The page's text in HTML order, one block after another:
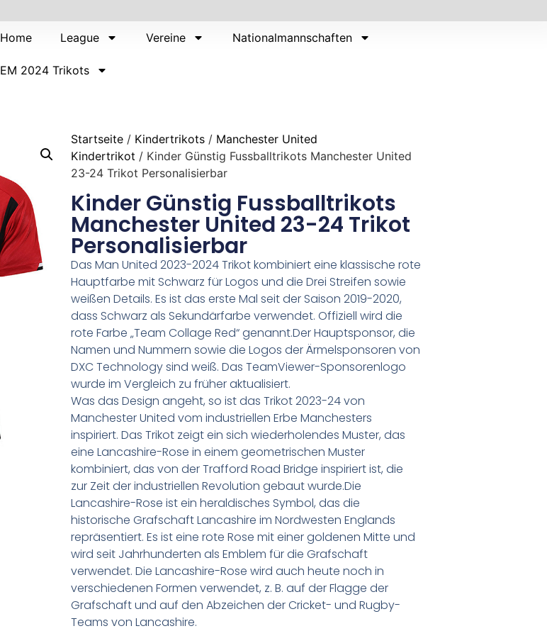
Home League Vereine Nationalmannschaften
EM 2024 Trikots
Startseite / Kindertrikots / Manchester United
Kindertrikot / Kinder Günstig Fussballtrikots Manchester United
23-24 Trikot Personalisierbar
Kinder Günstig Fussballtrikots
Manchester United 23-24 Trikot
Personalisierbar
Das Man United 2023-2024 Trikot kombiniert eine klassische rote
Hauptfarbe mit Schwarz für Logos und die Drei Streifen sowie
weißen Details. Es ist das erste Mal seit der Saison 2019-2020,
dass Schwarz als Sekundärfarbe verwendet. Offiziell wird die
rote Farbe „Team Collage Red“ genannt.Der Hauptsponsor, die
Namen und Nummern sowie die Logos der Ärmelsponsoren von
DXC Technology sind weiß. Das TeamViewer-Sponsorenlogo
wurde im Vergleich zu früher aktualisiert.
Was das Design angeht, so ist das Trikot 2023-24 von
Manchester United vom industriellen Erbe Manchesters
inspiriert. Das Trikot zeigt ein sich wiederholendes Muster, das
eine Lancashire-Rose in einem geometrischen Muster
kombiniert, das von der Trafford Road Bridge inspiriert ist, die
zur Zeit der industriellen Revolution gebaut wurde.Die
Lancashire-Rose ist ein heraldisches Symbol, das die
historische Grafschaft Lancashire im Nordwesten Englands
repräsentiert. Es ist eine rote Rose mit einer goldenen Mitte und
wird seit Jahrhunderten als Emblem für die Grafschaft
verwendet. Die Lancashire-Rose wird auch heute noch in
verschiedenen Formen verwendet, z. B. auf der Flagge der
Grafschaft und auf den Abzeichen der Cricket- und Rugby-
Teams von Lancashire.